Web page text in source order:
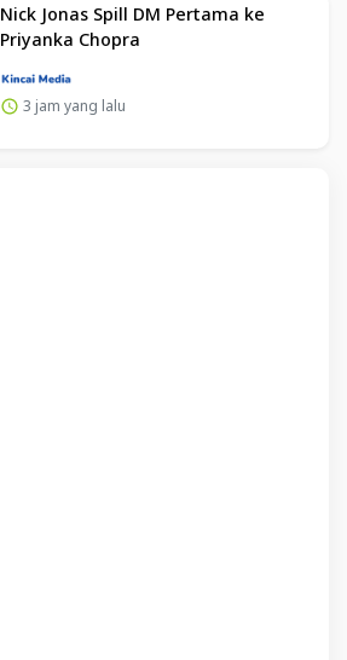
Nick Jonas Spill DM Pertama ke
Priyanka Chopra
3 jam yang lalu